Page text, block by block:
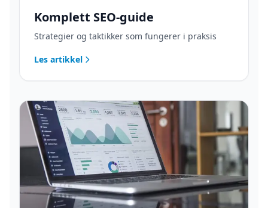
Komplett SEO-guide
Strategier og taktikker som fungerer i praksis
Les artikkel